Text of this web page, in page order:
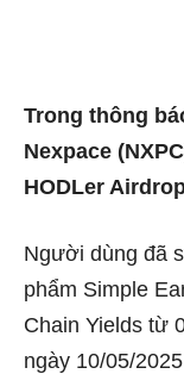
Trong thông
Nexpace
HODLer
Người dùng đã
phẩm Simple
Chain Yields từ
ngày 10/05/